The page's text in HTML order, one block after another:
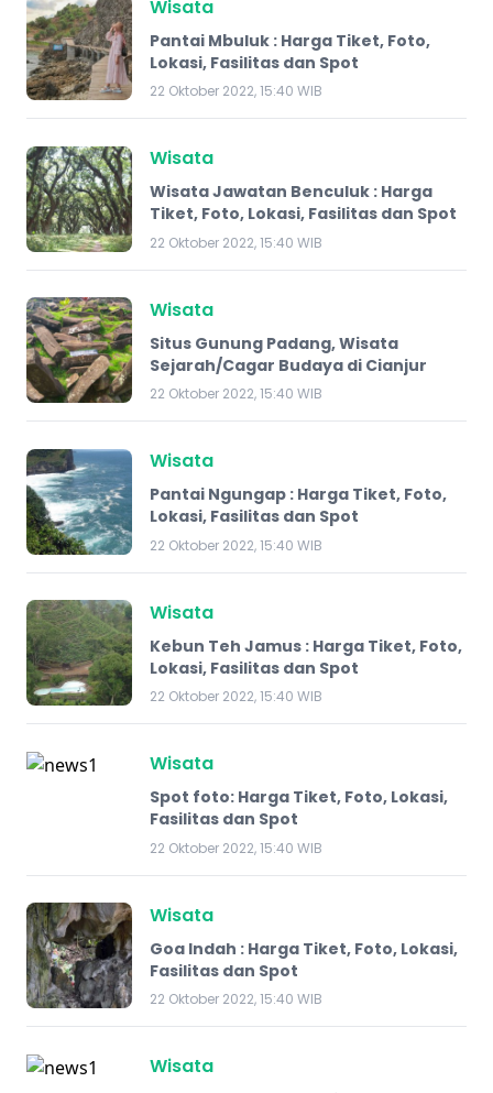
Wisata
Pantai Mbuluk : Harga Tiket, Foto,
Lokasi, Fasilitas dan Spot
22 Oktober 2022, 15:40 WIB
Wisata
Wisata Jawatan Benculuk : Harga
Tiket, Foto, Lokasi, Fasilitas dan Spot
22 Oktober 2022, 15:40 WIB
Wisata
Situs Gunung Padang, Wisata
Sejarah/Cagar Budaya di Cianjur
22 Oktober 2022, 15:40 WIB
Wisata
Pantai Ngungap : Harga Tiket, Foto,
Lokasi, Fasilitas dan Spot
22 Oktober 2022, 15:40 WIB
Wisata
Kebun Teh Jamus : Harga Tiket, Foto,
Lokasi, Fasilitas dan Spot
22 Oktober 2022, 15:40 WIB
Wisata
Spot foto: Harga Tiket, Foto, Lokasi,
Fasilitas dan Spot
22 Oktober 2022, 15:40 WIB
Wisata
Goa Indah : Harga Tiket, Foto, Lokasi,
Fasilitas dan Spot
22 Oktober 2022, 15:40 WIB
Wisata